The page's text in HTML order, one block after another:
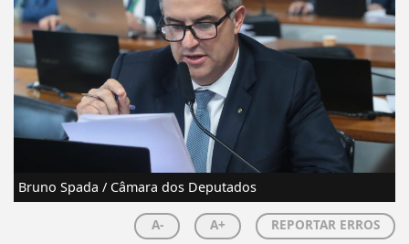
Bruno Spada / Câmara dos Deputados
A- A+ REPORTAR ERROS